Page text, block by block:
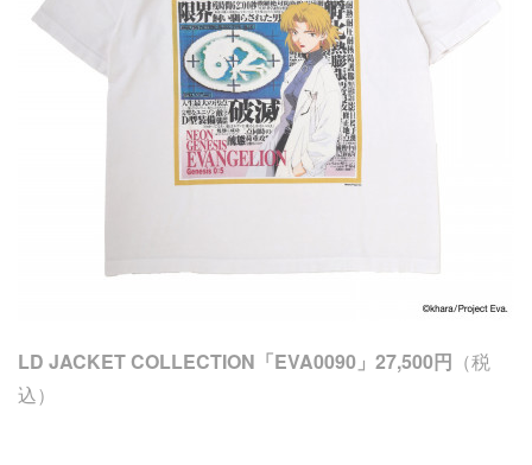
LD JACKET COLLECTION「EVA0090」27,500円 （税
込）